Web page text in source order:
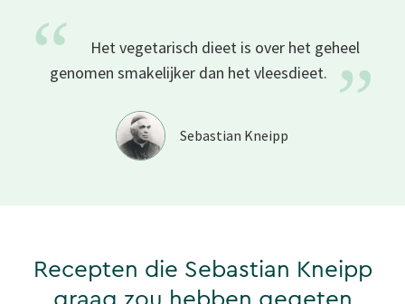
“
Het vegetarisch dieet is over het geheel
genomen smakelijker dan hetvleesdieet. ”
Sebastian Kneipp
Recepten die Sebastian Kneipp
graag zou hebben gegeten